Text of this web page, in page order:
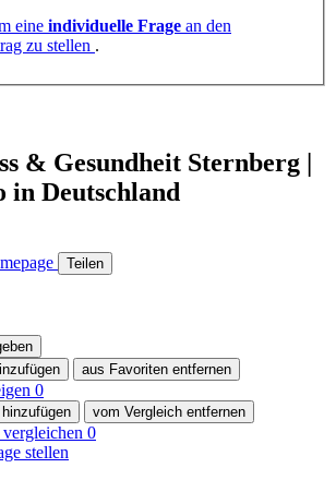
eine individuelle Frage an den
zu stellen .
& Gesundheit Sternberg |
in Deutschland
Teilen
aus Favoriten entfernen
0
vom Vergleich entfernen
0
stellen